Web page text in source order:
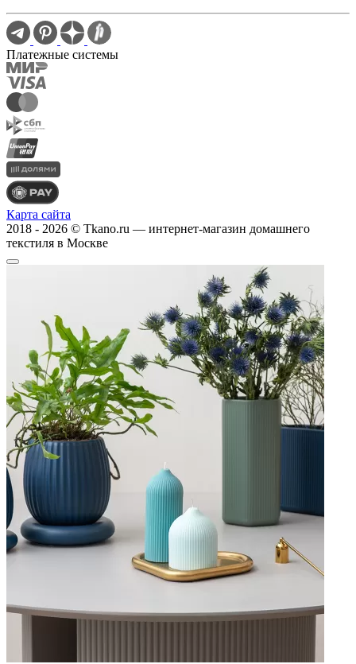
Платежные системы
Карта сайта
2018 - 2026 © Tkano.ru — интернет-магазин домашнего
текстиля в Москве